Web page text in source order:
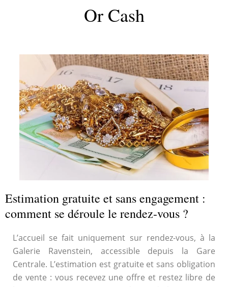
Or Cash
Estimation gratuite et sans engagement :
comment se déroule le rendez-vous ?
L’accueil se fait uniquement sur rendez-vous, à la
Galerie Ravenstein, accessible depuis la Gare
Centrale. L’estimation est gratuite et sans obligation
de vente : vous recevez une offre et restez libre de